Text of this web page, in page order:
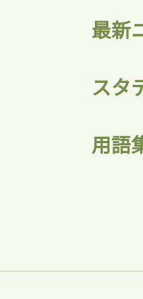
気に入りに
ログインが必
最新
スタ
用語